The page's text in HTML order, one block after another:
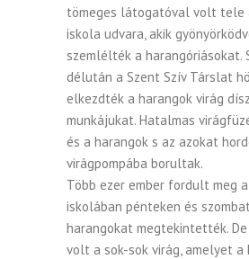
tömeges látogatóval volt tele
iskola udvara, akik
szemlélték a harangóriásokat.
délután a Szent Szív Társlat
elkezdték a harangok virág
munkájukat. Hatalmas
és a harangok s az azokat
virágpompába borultak.
Több ezer ember fordult meg
iskolában pénteken és
harangokat megtekintették.
volt a sok-sok virág, amelyet a